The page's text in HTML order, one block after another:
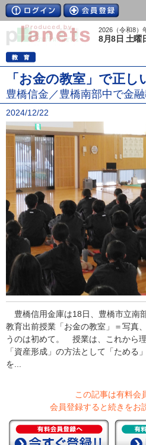
2026（令和8）
8月8日 土曜
「お金の教室」で正し
豊橋信金／豊橋南部中で金
2024/12/22
豊橋信用金庫は18日、豊橋市立南
教育出前授業「お金の教室」＝写真
うのは初めて。 授業は、これから
「資産形成」の方法として「ためる
を...
この記事は有料会
会員登録すると続きをお